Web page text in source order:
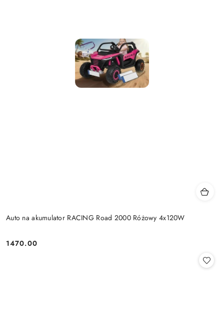
Auto na akumulator RACING Road 2000 Różowy 4x120W
Cena:
1470.00